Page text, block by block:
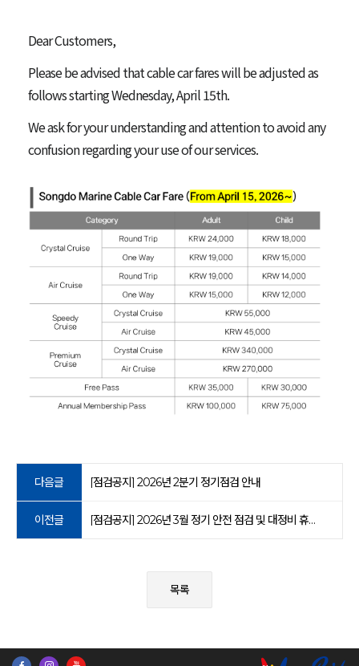
Dear Customers,
Please be advised that cable car fares will be adjusted as
follows starting Wednesday, April 15th.
We ask for your understanding and attention to avoid any
confusion regarding your use of our services.
다음글 [점검공지] 2026년 2분기 정기점검 안내
이전글 [점검공지] 2026년 3월 정기 안전 점검 및 대정비 휴장 안내
목록